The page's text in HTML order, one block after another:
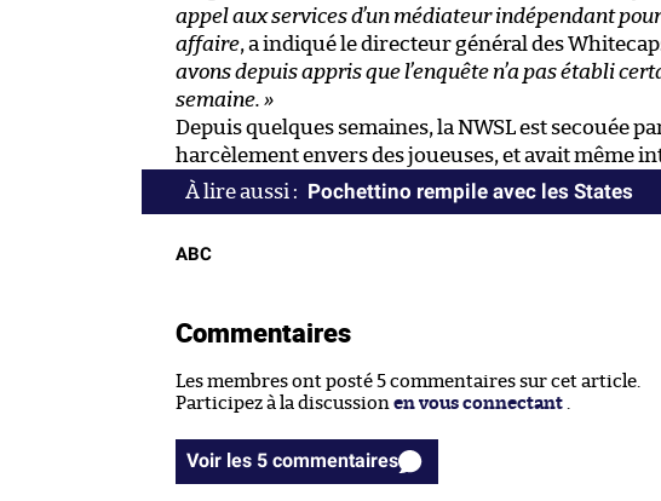
appel aux services d’un médiateur indépendant
affaire, a indiqué le directeur général des
avons depuis appris que l’enquête n’a pas établi
semaine. »
Depuis quelques semaines, la NWSL est secouée
harcèlement envers des joueuses, et avait même
Pochettino rempile avec les States
ABC
Commentaires
Les membres ont posté 5 commentaires sur cet article.
Participez à la discussion en vous connectant
Voir les 5 commentaires